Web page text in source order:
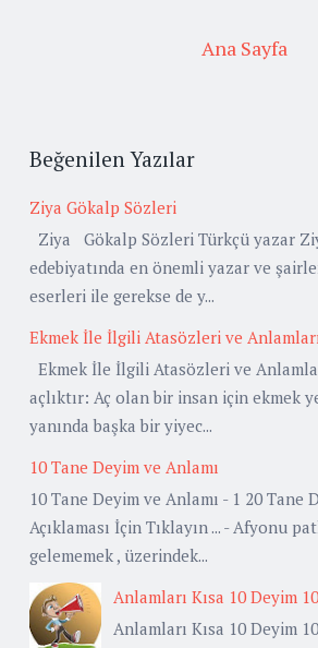
Ana Sayfa
Beğenilen Yazılar
Ziya Gökalp Sözleri
Ziya Gökalp Sözleri Türkçü yazar
edebiyatında en önemli yazar ve
eserleri ile gerekse de y...
Ekmek İle İlgili Atasözleri ve Anlamları
Ekmek İle İlgili Atasözleri ve
açlıktır: Aç olan bir insan için ekmek
yanında başka bir yiyec...
10 Tane Deyim ve Anlamı
10 Tane Deyim ve Anlamı - 1 20 Tane
Açıklaması İçin Tıklayın ... - Afyonu
gelememek , üzerindek...
Anlamları Kısa 10 Deyim
Anlamları Kısa 10 Deyim